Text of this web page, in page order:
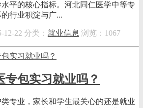
平的核心指标。河北同仁医学中等专
行业积淀与广...
12-22 分类： 就业信息 浏览：1067
专包实习就业吗？
专业，家长和学生最关心的还是就业